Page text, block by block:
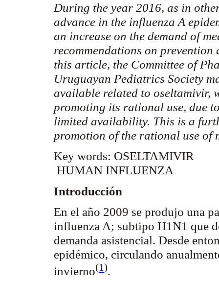
During the year 2016, as in
advance in the influenza A
an increase on the demand of
recommendations on
this article, the Committee of
Uruguayan Pediatrics Society
available related to oseltamivir,
promoting its rational use, due
limited availability. This is a
promotion of the rational use of
Key words: OSELTAMIVIR
HUMAN INFLUENZA
Introducción
En el año 2009 se produjo una
influenza A; subtipo H1N1 que
demanda asistencial. Desde
epidémico, circulando
invierno(1).